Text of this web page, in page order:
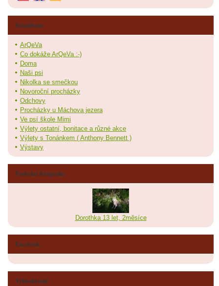
Fotoalbum
ArQeVa
Co dokáže ArQeVa :-)
Doma
Naši psi
Nikolka se smečkou
Novoroční procházky
Odchovy
Procházky u Máchova jezera
Ve psí škole Mimi
Výlety ostatní, bonitace a různé akce
Výlety s Tonánkem ( Anthony Bennett )
Výstavy
Poslední fotografie
Dorothka 13 let, 2měsíce
Facebook
Vyhledávání